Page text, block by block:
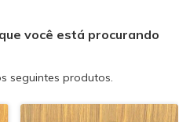
você está procurando
seguintes produtos.